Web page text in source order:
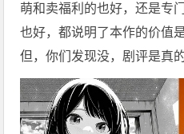
萌和卖福利的也好，还是专
也好，都说明了本作的价值
但，你们发现没，剧评是真的